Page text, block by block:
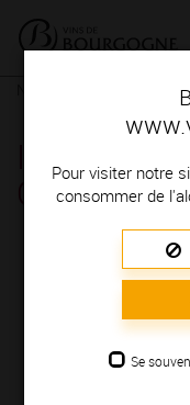
Pour visiter notre
consommer de
Se
Itinéraire -
Côte de